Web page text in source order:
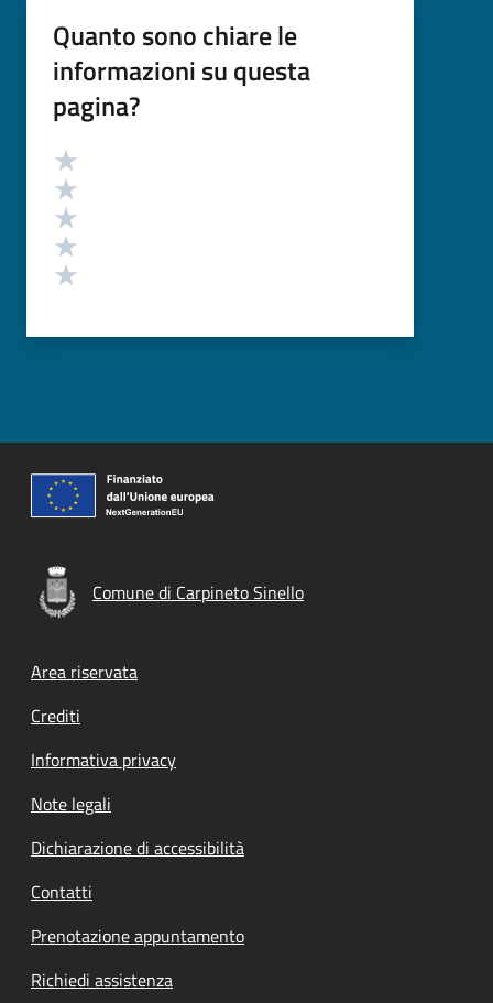
Quanto sono chiare le
informazioni su questa
pagina?
Valutazione
Comune di Carpineto Sinello
Footer menu
Area riservata
Crediti
Informativa privacy
Note legali
Dichiarazione di accessibilità
Contatti
Prenotazione appuntamento
Richiedi assistenza